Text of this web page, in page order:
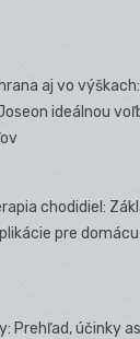
aj vo
ideálnou
chodidiel:
pre
Prehľad, účinky